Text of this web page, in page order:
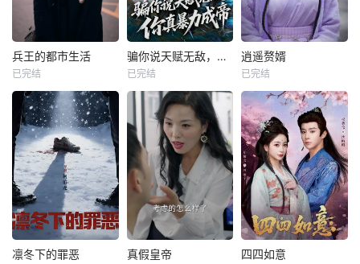
兵王的都市生活
已完结
骗你说天赋无敌，你真暴力成帝
已完结
逍遥赘婿
已完结
凛冬下的罪恶 真假皇帝 四四如意